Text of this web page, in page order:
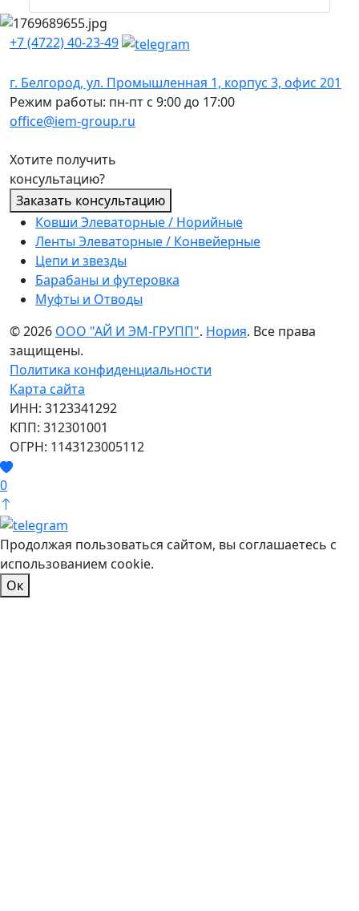
+7 (4722) 40-23-49
г. Белгород, ул. Промышленная 1, корпус 3, офис 201
Режим работы: пн-пт с 9:00 до 17:00
office@iem-group.ru
Хотите получить
консультацию?
Заказать консультацию
Ковши Элеваторные / Норийные
Ленты Элеваторные / Конвейерные
Цепи и звезды
Барабаны и футеровка
Муфты и Отводы
© 2026 ООО "АЙ И ЭМ-ГРУПП". Нория. Все права
защищены.
Политика конфиденциальности
Карта сайта
ИНН: 3123341292
КПП: 312301001
ОГРН: 1143123005112
0
Продолжая пользоваться сайтом, вы соглашаетесь с
использованием cookie.
Ок